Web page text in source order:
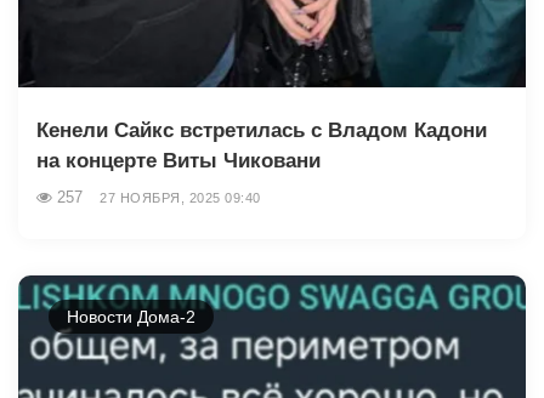
Кенели Сайкс встретилась с Владом Кадони
на концерте Виты Чиковани
257 27 НОЯБРЯ, 2025 09:40
Новости Дома-2